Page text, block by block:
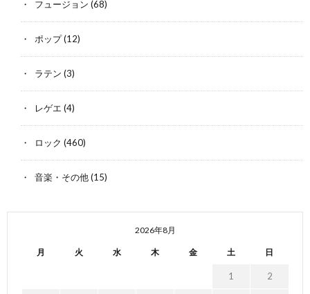
フュージョン (68)
ポップ(12)
ラテン (3)
レゲエ (4)
ロック (460)
音楽・その他(15)
2026年8月
月 火 水 木 金 土 日
1 2